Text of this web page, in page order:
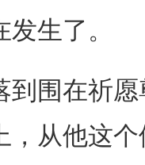
生了。
围在祈愿
，从他这